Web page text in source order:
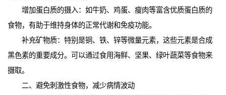
增加蛋白质的摄入：如牛奶、鸡蛋、瘦肉等富含优质蛋白质的
食物，有助于维持身体的正常代谢和免疫功能。
补充矿物质：特别是铜、铁、锌等微量元素，这些元素是合成
黑色素的重要成分。可以通过食用海鲜、坚果、绿叶蔬菜等食物来
摄取。
二、避免刺激性食物，减少病情波动